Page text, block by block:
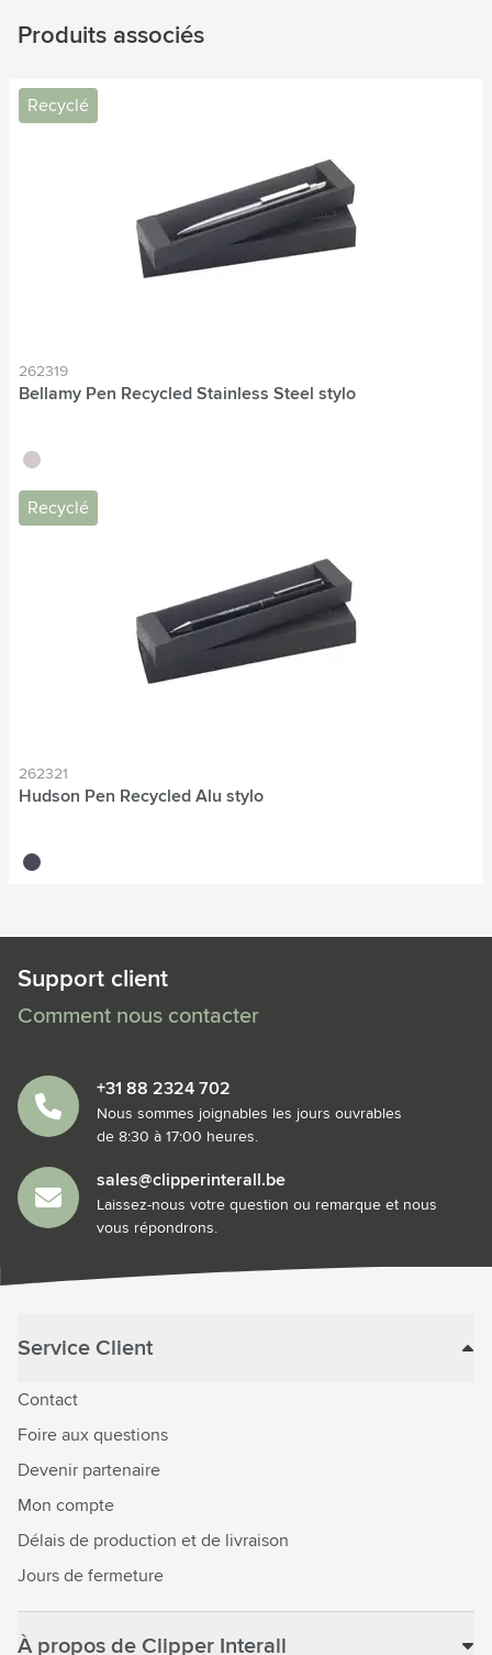
Produits associés
Recyclé
262319
Bellamy Pen Recycled Stainless Steel stylo
argenté
Recyclé
262321
Hudson Pen Recycled Alu stylo
noir
Support client
Comment nous contacter
+31 88 2324 702
Nous sommes joignables les jours ouvrables
de 8:30 à 17:00 heures.
sales@clipperinterall.be
Laissez-nous votre question ou remarque et nous
vous répondrons.
Service Client
Contact
Foire aux questions
Devenir partenaire
Mon compte
Délais de production et de livraison
Jours de fermeture
À propos de Clipper Interall